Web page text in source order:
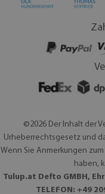
©2026 Der Inhalt der
Urheberrechtsgesetz und
Wenn Sie Anmerkungen
haben,
Tulup.at Defto GMBH,
TELEFON: +49